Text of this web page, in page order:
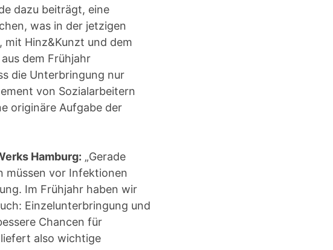
dazu beiträgt, eine
was in der jetzigen
Hinz&Kunzt und dem
dem Frühjahr
die Unterbringung nur
von Sozialarbeitern
originäre Aufgabe der
Hamburg: „Gerade
müssen vor Infektionen
Im Frühjahr haben wir
Einzelunterbringung und
Chancen für
also wichtige